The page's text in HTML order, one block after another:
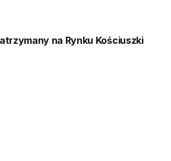
na Rynku Kościuszki